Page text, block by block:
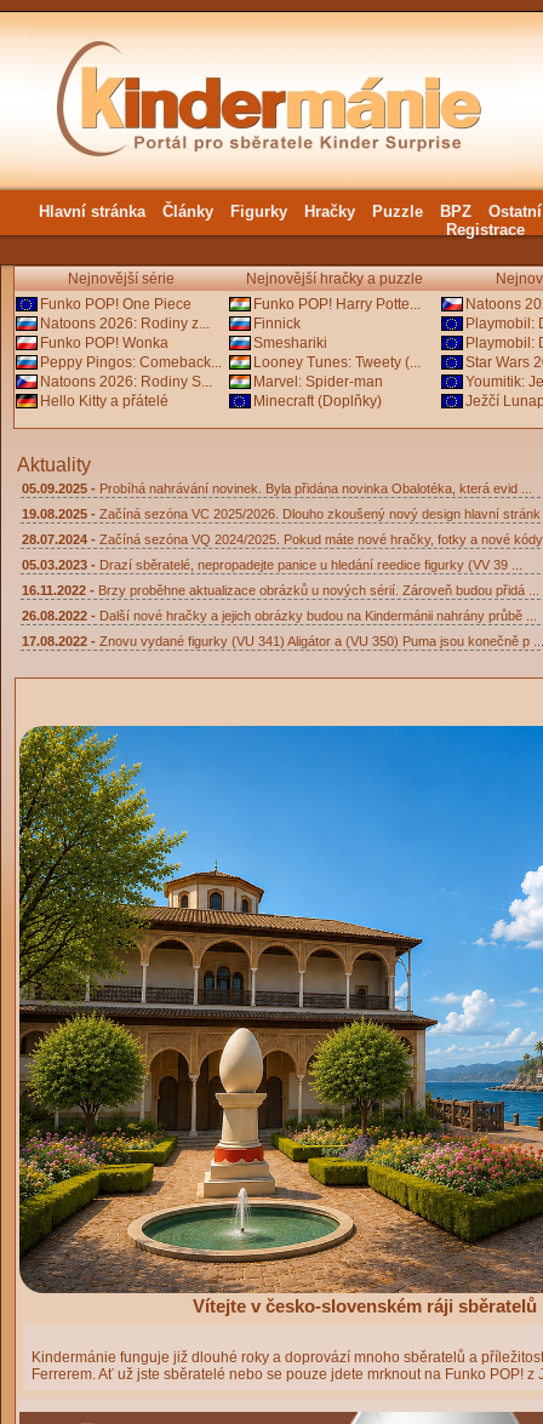
Hlavní stránka Články Figurky Hračky Puzzle BPZ
Ostatní
Registrace
Nejnovější série
Funko POP! One Piece
Natoons 2026: Rodiny z...
Funko POP! Wonka
Peppy Pingos: Comeback...
Natoons 2026: Rodiny S...
Hello Kitty a přátelé
Nejnovější hračky a puzzle
Funko POP! Harry Potte...
Finnick
Smeshariki
Looney Tunes: Tweety (...
Marvel: Spider-man
Minecraft (Doplňky)
Natoons
Playmobil:
Playmobil:
Star Wars
Youmitik:
Ježčí
Aktuality
05.09.2025 - Probíhá nahrávání novinek. Byla přidána novinka Obalotéka, která evid ...
19.08.2025 - Začíná sezóna VC 2025/2026. Dlouho zkoušený nový design hlavní stránk
28.07.2024 - Začíná sezóna VQ 2024/2025. Pokud máte nové hračky, fotky a nové
05.03.2023 - Drazí sběratelé, nepropadejte panice u hledání reedice figurky (VV 39 ...
16.11.2022 - Brzy proběhne aktualizace obrázků u nových sérií. Zároveň budou přidá ...
26.08.2022 - Další nové hračky a jejich obrázky budou na Kindermánii nahrány průbě ...
17.08.2022 - Znovu vydané figurky (VU 341) Aligátor a (VU 350) Puma jsou konečně p ...
Vítejte v česko-slovenském ráji
Kindermánie funguje již dlouhé roky a doprovází mnoho sběratelů a
Ferrerem. Ať už jste sběratelé nebo se pouze jdete mrknout na Funko POP!